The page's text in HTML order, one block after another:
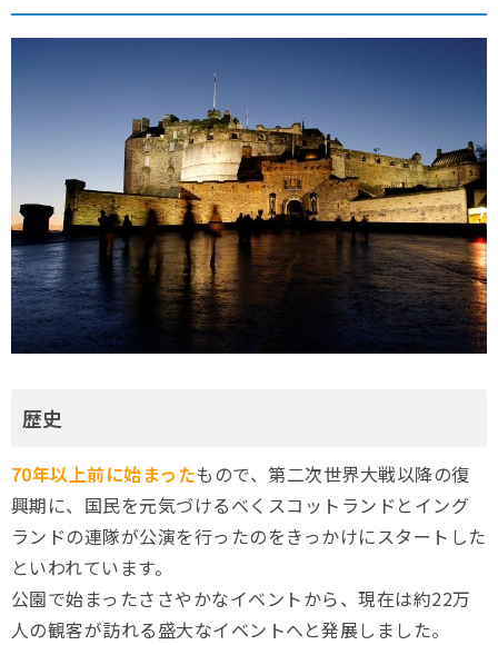
歴史
70年以上前に始まったもので、第二次世界大戦以降の復
興期に、国民を元気づけるべくスコットランドとイング
ランドの連隊が公演を行ったのをきっかけにスタートした
といわれています。
公園で始まったささやかなイベントから、現在は約22万
人の観客が訪れる盛大なイベントへと発展しました。